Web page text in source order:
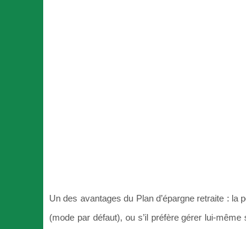
Un des avantages du Plan d’épargne retraite : la
(mode par défaut), ou s’il préfère gérer lui-